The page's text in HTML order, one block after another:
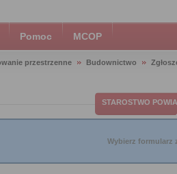
Pomoc MCOP
przestrzenne Budownictwo
STAROSTWO
Wybierz formularz